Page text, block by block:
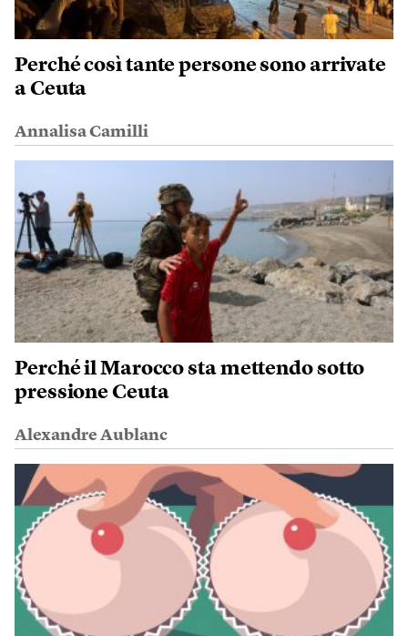
Perché così tante persone sono arrivate
a Ceuta
Annalisa Camilli
Perché il Marocco sta mettendo sotto
pressione Ceuta
Alexandre Aublanc